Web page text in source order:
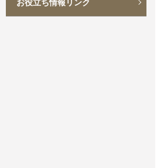
お役立ち情報リンク